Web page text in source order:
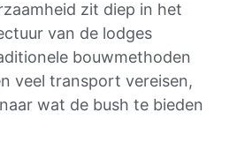
zit diep in het
van de lodges
bouwmethoden
veel transport vereisen,
wat de bush te bieden